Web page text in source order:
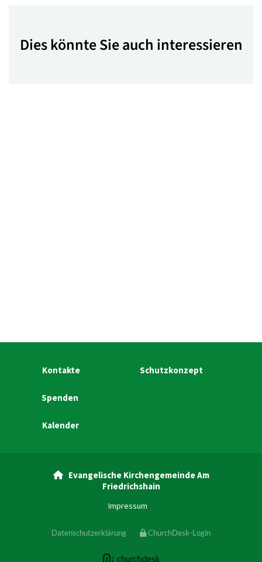
Dies könnte Sie auch interessieren
Kontakte Schutzkonzept
Spenden
Kalender
Evangelische Kirchengemeinde Am
Friedrichshain
Impressum
Datenschutzerklärung ChurchDesk-Login